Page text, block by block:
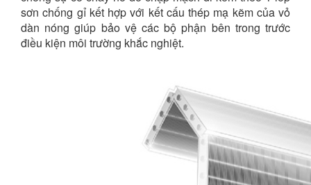
sơn chống gỉ kết hợp với kết cấu thép mạ kẽm của vỏ
dàn nóng giúp bảo vệ các bộ phận bên trong trước
điều kiện môi trường khắc nghiệt.